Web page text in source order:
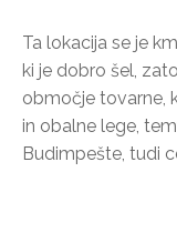
Ta lokacija se je
ki je dobro šel,
območje tovarne,
in obalne lege,
Budimpešte, tudi